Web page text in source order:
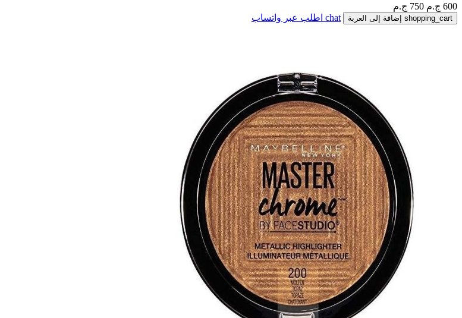
600 ج.م 750 ج.م
shopping_cart إضافة إلى العربة chat اطلب عبر واتساب